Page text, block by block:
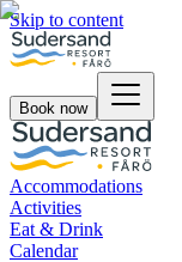
Skip to content
Book now
Accommodations
Activities
Eat & Drink
Calendar